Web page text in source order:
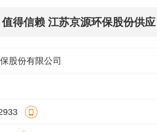
得信赖 江苏京源环保股份供应
股份有限公司